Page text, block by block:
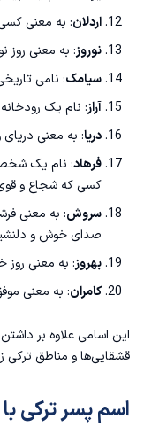
اردلان: به معنی کسی
نوروز: به معنی روز
سیامک: نامی
آراز: نام یک
دریا: به معنی
فرهاد: نام یک
کسی که شجاع و
سروش: به معنی
صدای خوش و
بهروز: به معنی روز
کامران: به معنی
این اسامی علاوه بر
قشقایی‌ها و مناطق ترکی
اسم پسر ترکی